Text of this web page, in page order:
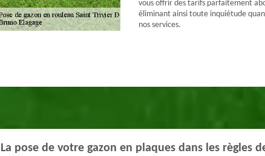
vous offrir des tarifs parfaitement
éliminant ainsi toute inquiétude
nos services.
La pose de votre gazon en plaques dans les règles